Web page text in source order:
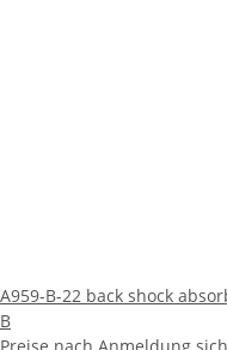
A959-B-22 back shock
B